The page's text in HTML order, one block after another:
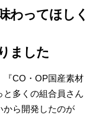
わってほしく
ました
『CO・OP国産素材
多くの組合員さん
から開発したのが